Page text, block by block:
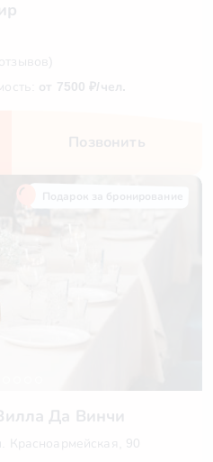
от 7500 ₽/чел.
Позвонить
Да Винчи
Красноармейская, 90